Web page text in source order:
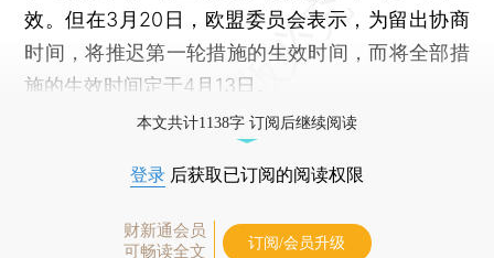
效。但在3月20日，欧盟委员会表示，为留出协商
时间，将推迟第一轮措施的生效时间，而将全部措
施的生效时间定于4月13日。
本文共计1138字 订阅后继续阅读
登录 后获取已订阅的阅读权限
财新通会员
可畅读全文
订阅/会员升级